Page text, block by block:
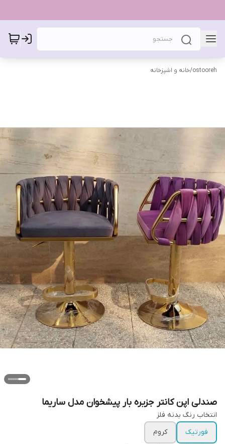
ostooreh
/خانه و اشپزخانه
صندلی اپن کانتر جزیره بار پیشخوان مدل ساریما
انتخاب رنگ بدنه فلز
فورتیک
کروم